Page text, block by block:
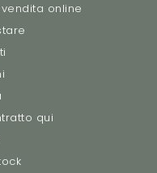
online
qui